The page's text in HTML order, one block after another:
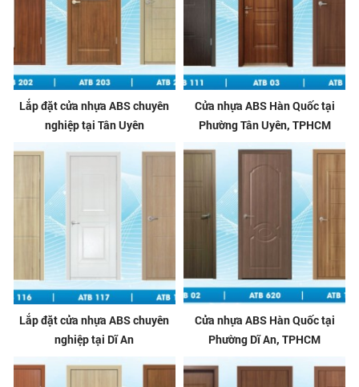
Lắp đặt cửa nhựa ABS chuyên
nghiệp tại Tân Uyên
Cửa nhựa ABS Hàn Quốc tại
Phường Tân Uyên, TPHCM
Lắp đặt cửa nhựa ABS chuyên
nghiệp tại Dĩ An
Cửa nhựa ABS Hàn Quốc tại
Phường Dĩ An, TPHCM